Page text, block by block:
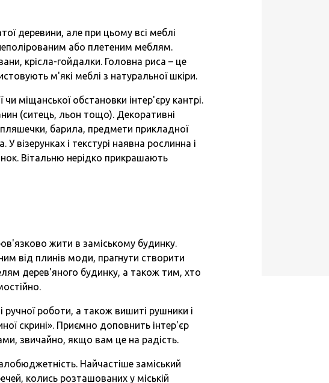
деревини, але при цьому всі меблі
або плетеним меблям.
крісла-гойдалки. Головна риса – це
м'які меблі з натуральної шкіри.
міщанської обстановки інтер'єру кантрі.
(ситець, льон тощо). Декоративні
пляшечки, барила, предмети прикладної
візерунках і текстурі наявна рослинна і
Вітальню нерідко прикрашають
жити в заміському будинку.
від плинів моди, прагнути створити
дерев'яного будинку, а також тим, хто
ручної роботи, а також вишиті рушники і
скрині». Приємно доповнить інтер'єр
звичайно, якщо вам це на радість.
Найчастіше заміський
колись розташованих у міській